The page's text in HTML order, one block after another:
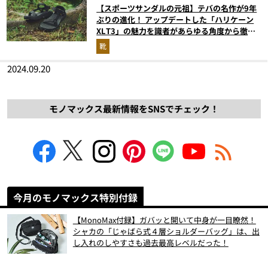
【スポーツサンダルの元祖】テバの名作が9年
ぶりの進化！ アップデートした「ハリケーン
XLT3」の魅力を識者があらゆる角度から徹底
解説！
靴
2024.09.20
モノマックス最新情報をSNSでチェック！
今月のモノマックス特別付録
【MonoMax付録】ガバッと開いて中身が一目瞭然！
シャカの「じゃばら式４層ショルダーバッグ」は、出
し入れのしやすさも過去最高レベルだった！